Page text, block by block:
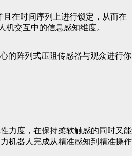
且在时间序列上进行锁定，从而在
交互中的信息感知维度。
的阵列式压阻传感器与观众进行你
力度，在保持柔软触感的同时又能
机器人完成从精准感知到精准操作